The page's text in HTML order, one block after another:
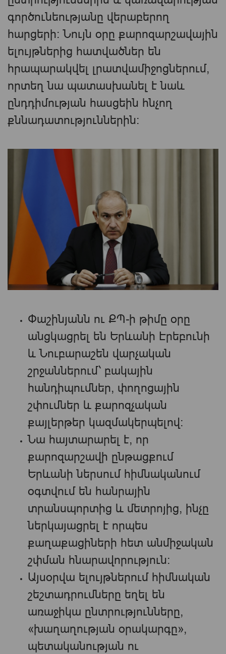
գործունեությանը վերաբերող
հարցերի։ Նույն օրը քարոզարշավային
ելույթներից հատվածներ են
հրապարակվել լրատվամիջոցներում,
որտեղ նա պատասխանել է նաև
ընդդիմության հասցեին հնչող
քննադատություններին։
Փաշինյանն ու ՔՊ-ի թիմը օրը
անցկացրել են Երևանի Էրեբունի
և Նուբարաշեն վարչական
շրջաններում՝ բակային
հանդիպումներ, փողոցային
շփումներ և քարոզչական
քայլերթեր կազմակերպելով։
Նա հայտարարել է, որ
քարոզարշավի ընթացքում
Երևանի ներսում հիմնականում
օգտվում են հանրային
տրանսպորտից և մետրոյից, ինչը
ներկայացրել է որպես
քաղաքացիների հետ անմիջական
շփման հնարավորություն։
Այսօրվա ելույթներում հիմնական
շեշտադրումները եղել են
առաջիկա ընտրությունները,
«խաղաղության օրակարգը»,
պետականության ու